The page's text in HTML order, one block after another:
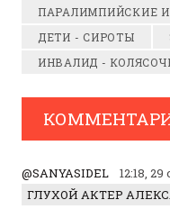
ПАРАЛИМПИЙСКИЕ
ДЕТИ - СИРОТЫ
ИНВАЛИД -
@SANYASIDEL
12:18,